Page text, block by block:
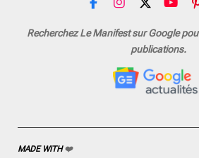
F
c
I
s
r
a
X
Y
u
T
u
e
s
t
Recherchez Le Manifest sur Google
publications.
MADE WITH❤️